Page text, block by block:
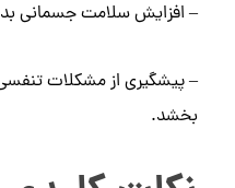
– افزایش سلامت جسمانی
– پیشگیری از مشکلات
بخشد.